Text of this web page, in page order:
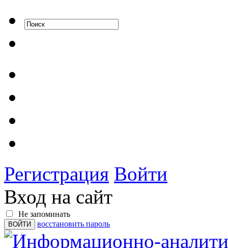
Регистрация Войти
Вход на сайт
Не запоминать
восстановить пароль